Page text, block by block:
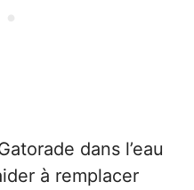
dans l’eau
à remplacer